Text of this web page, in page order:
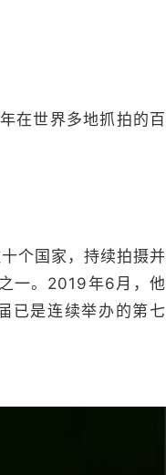
在世界多地抓拍的百
个国家，持续拍摄并
一。2019年6月，他
已是连续举办的第七